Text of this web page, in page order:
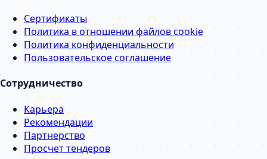
Сертификаты
Политика в отношении файлов cookie
Политика конфиденциальности
Пользовательское соглашение
Сотрудничество
Карьера
Рекомендации
Партнерство
Просчет тендеров